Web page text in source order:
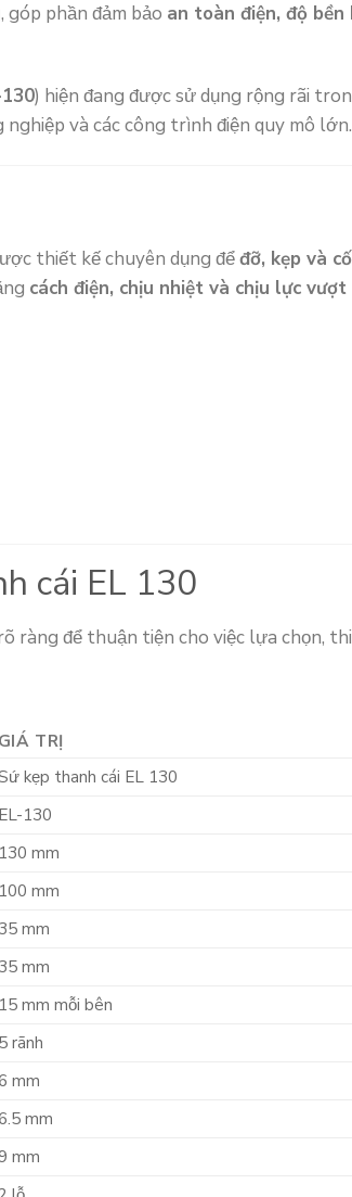
, góp phần đảm bảo an toàn điện, độ
) hiện đang được sử dụng rộng rãi
nghiệp và các công trình điện quy mô lớn.
thiết kế chuyên dụng đểđỡ, kẹp và
cách điện, chịu nhiệt và chịu lực
cái EL 130
ràng để thuận tiện cho việc lựa chọn,
GIÁ TRỊ
kẹp thanh cái EL 130
EL-130
130 mm
100 mm
35 mm
35 mm
15 mm mỗi bên
5 rãnh
mm
mm
mm